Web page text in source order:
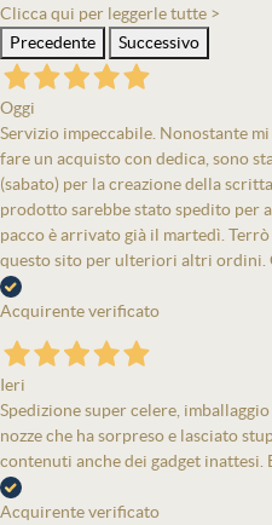
Clicca qui per leggerle tutte >
Precedente
Successivo
Oggi
Servizio impeccabile. Nonostante
fare un acquisto con dedica, sono
(sabato) per la creazione della
prodotto sarebbe stato spedito per
pacco è arrivato già il martedì.
questo sito per ulteriori altri ordini.
Acquirente verificato
Ieri
Spedizione super celere,
nozze che ha sorpreso e lasciato
contenuti anche dei gadget inattesi.
Acquirente verificato